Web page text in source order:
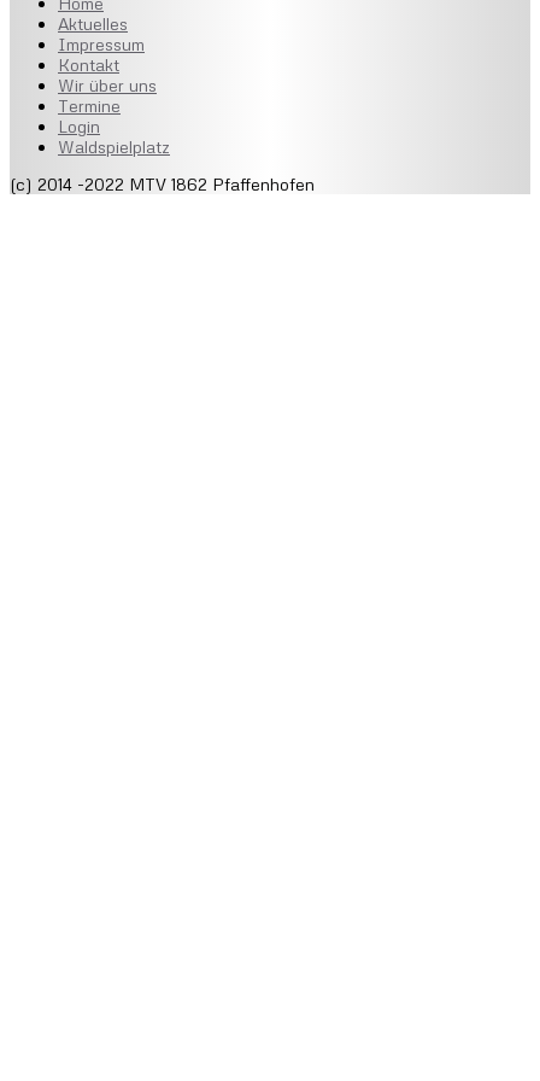
Aktuelles
Impressum
Kontakt
Wir über uns
Termine
Login
Waldspielplatz
(c) 2014 -2022 MTV 1862 Pfaffenhofen